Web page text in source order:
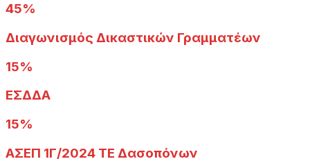
45%
Διαγωνισμός Δικαστικών Γραμματέων
15%
ΕΣΔΔΑ
15%
ΑΣΕΠ 1Γ/2024 ΤΕ Δασοπόνων